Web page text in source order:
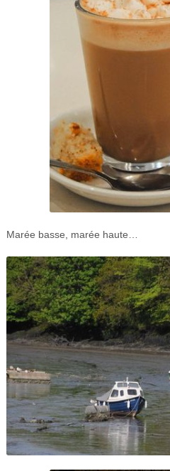
Marée basse, marée haute…